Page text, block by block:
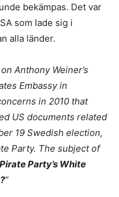
bekämpas. Det var
som lade sig i
alla länder.
Anthony Weiner’s
Embassy in
in 2010 that
US documents related
19 Swedish election,
Party. The subject of
Party’s White
”